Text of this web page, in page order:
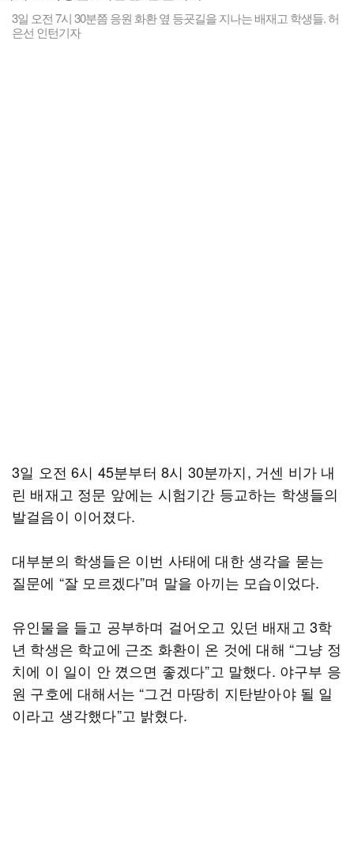
3일 오전 7시 30분쯤 응원 화환 옆 등굣길을 지나는 배재고 학생들. 허
은선 인턴기자
3일 오전 6시 45분부터 8시 30분까지, 거센 비가 내
린 배재고 정문 앞에는 시험기간 등교하는 학생들의
발걸음이 이어졌다.
대부분의 학생들은 이번 사태에 대한 생각을 묻는
질문에 “잘 모르겠다”며 말을 아끼는 모습이었다.
유인물을 들고 공부하며 걸어오고 있던 배재고 3학
년 학생은 학교에 근조 화환이 온 것에 대해 “그냥 정
치에 이 일이 안 꼈으면 좋겠다”고 말했다. 야구부 응
원 구호에 대해서는 “그건 마땅히 지탄받아야 될 일
이라고 생각했다”고 밝혔다.